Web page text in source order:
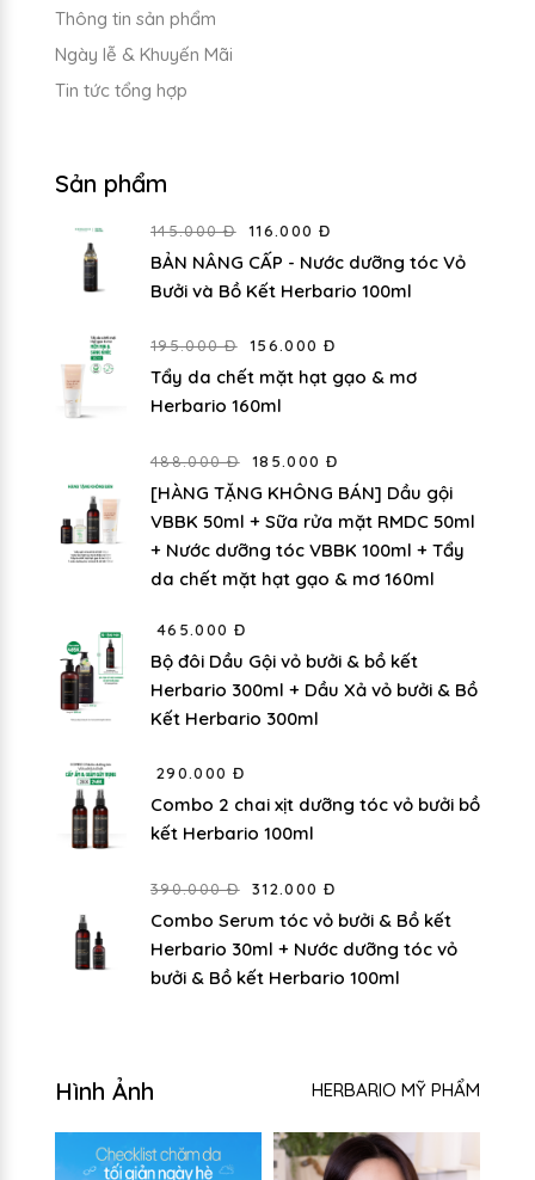
Thông tin sản phẩm
Ngày lễ & Khuyến Mãi
Tin tức tổng hợp
Sản phẩm
145.000 Đ 116.000 Đ
BẢN NÂNG CẤP - Nước dưỡng tóc Vỏ
Bưởi và Bồ Kết Herbario 100ml
195.000 Đ 156.000 Đ
Tẩy da chết mặt hạt gạo & mơ
Herbario 160ml
488.000 Đ 185.000 Đ
[HÀNG TẶNG KHÔNG BÁN] Dầu gội
VBBK 50ml + Sữa rửa mặt RMDC 50ml
+ Nước dưỡng tóc VBBK 100ml + Tẩy
da chết mặt hạt gạo & mơ 160ml
465.000 Đ
Bộ đôi Dầu Gội vỏ bưởi & bồ kết
Herbario 300ml + Dầu Xả vỏ bưởi & Bồ
Kết Herbario 300ml
290.000 Đ
Combo 2 chai xịt dưỡng tóc vỏ bưởi bồ
kết Herbario 100ml
390.000 Đ 312.000 Đ
Combo Serum tóc vỏ bưởi & Bồ kết
Herbario 30ml + Nước dưỡng tóc vỏ
bưởi & Bồ kết Herbario 100ml
Hình Ảnh HERBARIO MỸ PHẨM